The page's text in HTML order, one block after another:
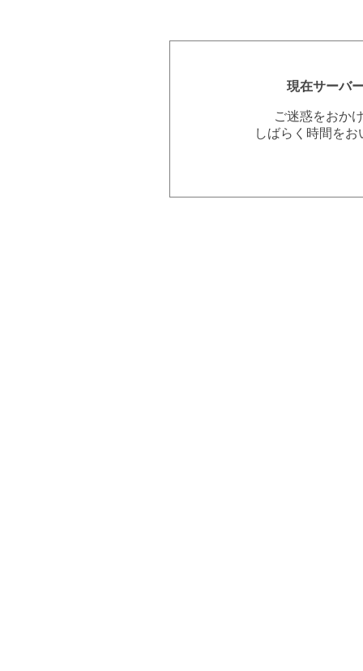
現在サーバ
ご迷惑をおか
しばらく時間を